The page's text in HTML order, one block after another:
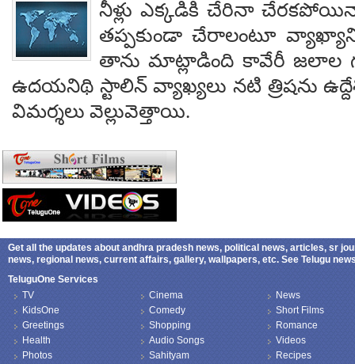
నీళ్లు ఎక్కడికి చేరినా
తప్పకుండా చేరాలంటూ
తాను మాట్లాడింది కావేరీ జలాల
ఉదయనిథి స్టాలిన్ వ్యాఖ్యలు నటి త్రిషను
విమర్శలు వెల్లువెత్తాయి.
Get all the updates about andhra pradesh news, political news, articles, sr
news, regional news, current affairs, gallery, wallpapers, etc. See Telugu
TeluguOne Services
TV
KidsOne
Greetings
Health
Photos
Cinema
Comedy
Shopping
Audio Songs
Sahityam
News
Short Films
Romance
Videos
Recipes